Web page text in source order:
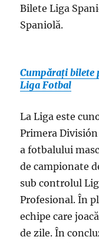
Bilete Liga
Spaniolă.
Cumpărați bilete
Liga Fotbal
La Liga este
Primera
a fotbalului
de campionate
sub controlul
Profesional. În
echipe care
de zile. În